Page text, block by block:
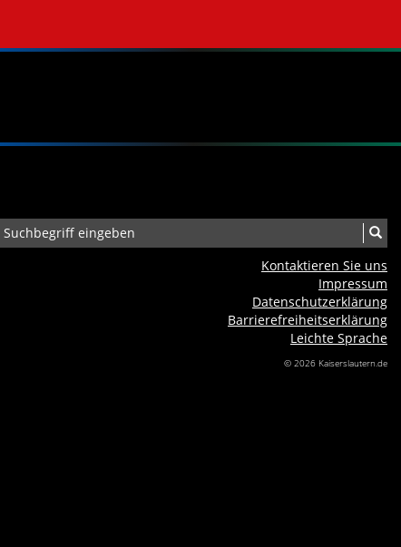
Kontaktieren Sie uns
Impressum
Datenschutzerklärung
Barrierefreiheits­erklärung
Leichte Sprache
© 2026 Kaiserslautern.de